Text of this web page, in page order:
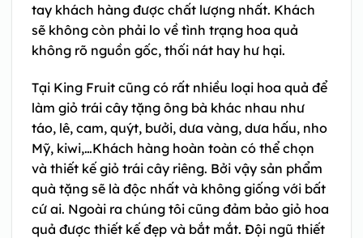
tay khách hàng được chất lượng nhất. Khách
sẽ không còn phải lo về tình trạng hoa quả
không rõ nguồn gốc, thối nát hay hư hại.
Tại King Fruit cũng có rất nhiều loại hoa quả để
làm giỏ trái cây tặng ông bà khác nhau như
táo, lê, cam, quýt, bưởi, dưa vàng, dưa hấu, nho
Mỹ, kiwi,…Khách hàng hoàn toàn có thể chọn
và thiết kế giỏ trái cây riêng. Bởi vậy sản phẩm
quà tặng sẽ là độc nhất và không giống với bất
cứ ai. Ngoài ra chúng tôi cũng đảm bảo giỏ hoa
quả được thiết kế đẹp và bắt mắt. Đội ngũ thiết